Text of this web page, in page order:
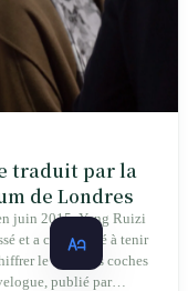
traduit par la
de Londres
juin 2015, Yang Ruizi
et a commencé à tenir
le code des coches
publié par